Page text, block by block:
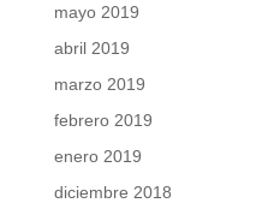
mayo 2019
abril 2019
marzo 2019
febrero 2019
enero 2019
diciembre 2018